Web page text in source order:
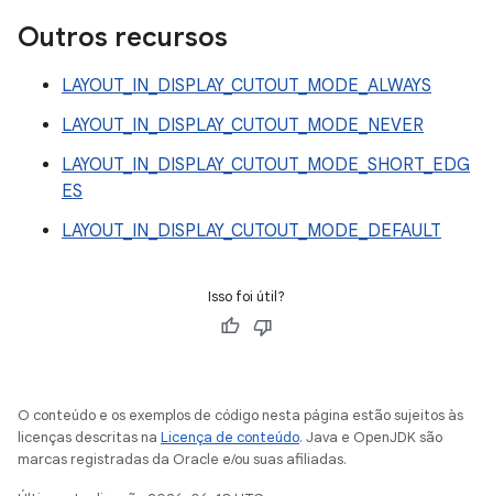
Outros recursos
LAYOUT_IN_DISPLAY_CUTOUT_MODE_ALWAYS
LAYOUT_IN_DISPLAY_CUTOUT_MODE_NEVER
LAYOUT_IN_DISPLAY_CUTOUT_MODE_SHORT_EDG
ES
LAYOUT_IN_DISPLAY_CUTOUT_MODE_DEFAULT
Isso foi útil?
O conteúdo e os exemplos de código nesta página estão sujeitos às
licenças descritas na Licença de conteúdo. Java e OpenJDK são
marcas registradas da Oracle e/ou suas afiliadas.